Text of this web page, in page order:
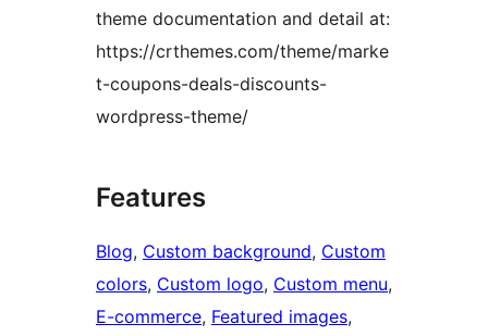
theme documentation and detail at:
https://crthemes.com/theme/marke
t-coupons-deals-discounts-
wordpress-theme/
Features
Blog, Custom background, Custom
colors, Custom logo, Custom menu
E-commerce, Featured images